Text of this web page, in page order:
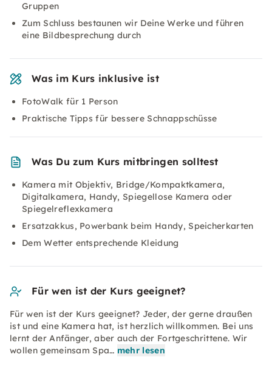
Gruppen
Zum Schluss bestaunen wir Deine Werke und führen
eine Bildbesprechung durch
Was im Kurs inklusive ist
FotoWalk für 1 Person
Praktische Tipps für bessere Schnappschüsse
Was Du zum Kurs mitbringen solltest
Kamera mit Objektiv, Bridge/Kompaktkamera,
Digitalkamera, Handy, Spiegellose Kamera oder
Spiegelreflexkamera
Ersatzakkus, Powerbank beim Handy, Speicherkarten
Dem Wetter entsprechende Kleidung
Für wen ist der Kurs geeignet?
Für wen ist der Kurs geeignet? Jeder, der gerne draußen
ist und eine Kamera hat, ist herzlich willkommen. Bei uns
lernt der Anfänger, aber auch der Fortgeschrittene. Wir
wollen gemeinsam Spa… mehr lesen